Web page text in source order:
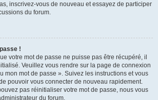
inscrivez-vous de nouveau et essayez de participer
du forum.
!
votre mot de passe ne puisse pas être récupéré, il
Veuillez vous rendre sur la page de connexion
mon mot de passe ». Suivez les instructions et vous
pouvoir vous connecter de nouveau rapidement.
pas réinitialiser votre mot de passe, nous vous
du forum.